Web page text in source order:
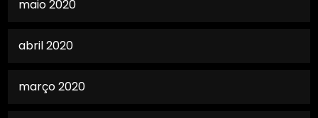
maio 2020
abril 2020
março 2020